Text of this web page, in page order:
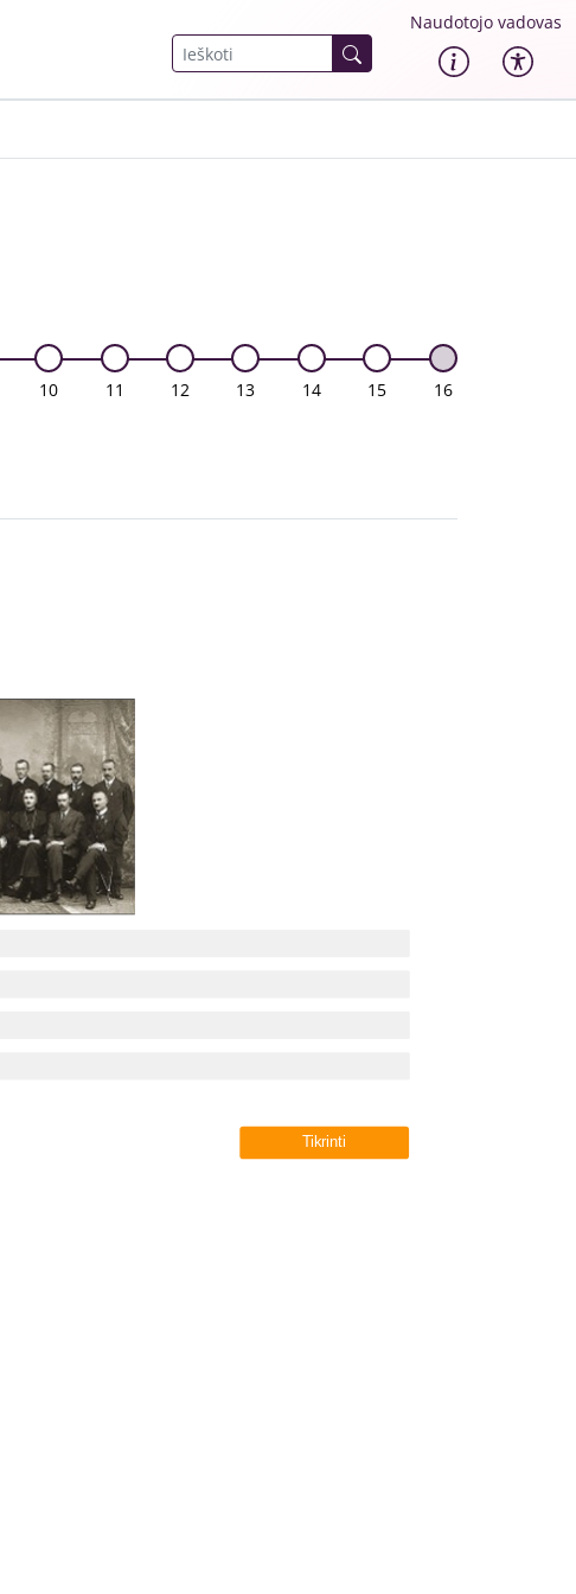
Naudotojo vadovas
10 11 12 13 14 15 16